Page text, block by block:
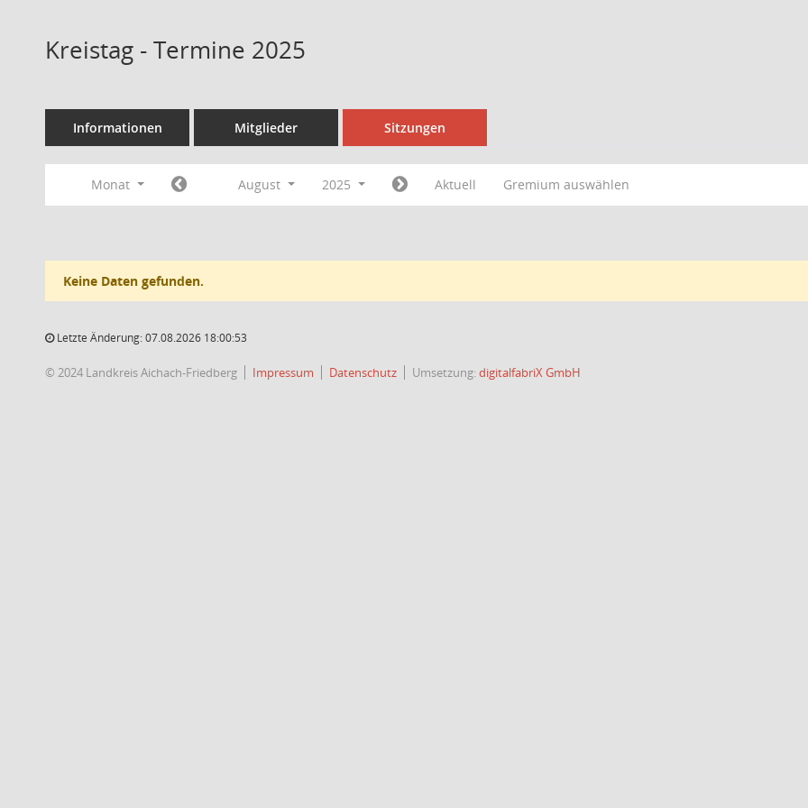
Kreistag - Termine 2025
Informationen Mitglieder Sitzungen
Monat August 2025 Aktuell Gremium auswählen
Keine Daten gefunden.
Letzte Änderung: 07.08.2026 18:00:53
© 2024 Landkreis Aichach-Friedberg Impressum Datenschutz Umsetzung:digitalfabriX GmbH